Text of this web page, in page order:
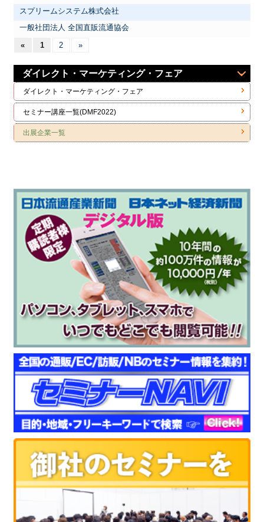
スプリームシステム株式会社
一般社団法人 全国直販流通協会
«
1 2 »
ダイレクト・マーケティング・フェア
ダイレクト・マーケティング・フェア
セミナー講座一覧(DMF2022)
出展企業一覧